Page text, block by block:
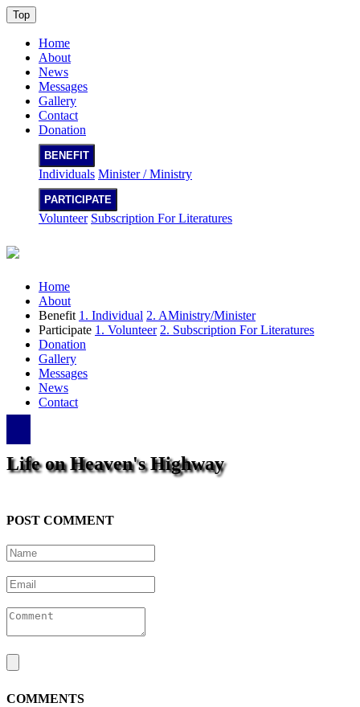
Top
Home
About
News
Messages
Gallery
Contact
Donation
BENEFIT
Individuals Minister / Ministry
PARTICIPATE
Volunteer Subscription For Literatures
Home
About
Benefit 1. Individual 2. AMinistry/Minister
Participate 1. Volunteer 2. Subscription For Literatures
Donation
Gallery
Messages
News
Contact
Life on Heaven's Highway
POST COMMENT
COMMENTS